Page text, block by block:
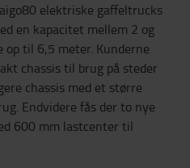
elektriske gaffeltrucks
en kapacitet mellem 2 og
til 6,5 meter. Kunderne
chassis til brug på steder
chassis med et større
Endvidere fås der to nye
600 mm lastcenter til